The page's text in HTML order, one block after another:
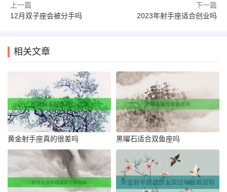
上一篇
12月双子座会被分手吗
下一篇
2023年射手座适合创业吗
相关文章
黄金射手座真的很差吗 黑曜石适合双鱼座吗